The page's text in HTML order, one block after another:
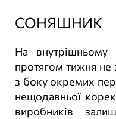
СОНЯШНИК
На
протягом тижня не
з боку окремих
нещодавньої
виробників